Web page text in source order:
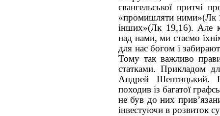
євангельської притчі
«промишляти ними»(Лк
інших»(Лк 19,16). Але
над нами, ми стаємо
для нас богом і
Тому так важливо
статками. Прикладом
Андрей Шептицький.
походив із багатої
не був до них
інвестуючи в розвиток